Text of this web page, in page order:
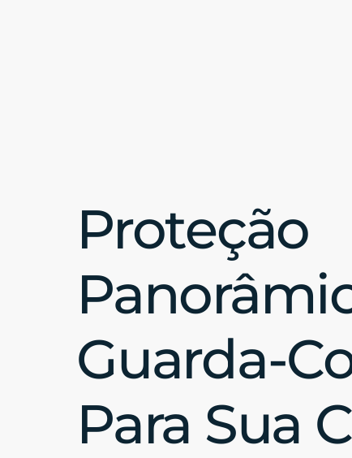
Proteção
Guarda-
Para Sua